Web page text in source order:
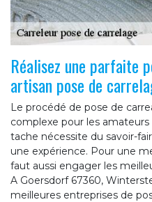
Réalisez une parfaite
artisan pose de
Le procédé de pose de
complexe pour les
tache nécessite du savoir-
une expérience. Pour une
faut aussi engager les
A Goersdorf 67360,
meilleures entreprises de